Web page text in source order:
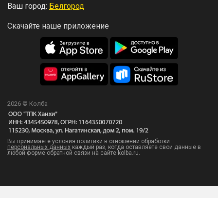
Ваш город: Белгород
Скачайте наше приложение
2026 © Колба
Вы принимаете условия политики в отношении обработки
персональных данных каждый раз, когда оставляете свои данные в
любой форме обратной связи на сайте kolba.ru.